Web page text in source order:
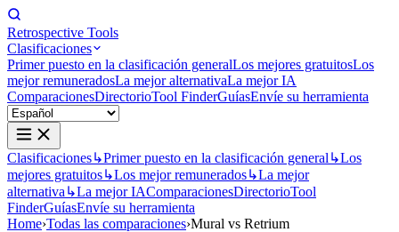
Retrospective Tools
Clasificaciones
Primer puesto en la clasificación generalLos mejores gratuitosLos
mejor remuneradosLa mejor alternativaLa mejor IA
ComparacionesDirectorioTool FinderGuíasEnvíe su herramienta
Clasificaciones↳Primer puesto en la clasificación general ↳Los
mejores gratuitos↳Los mejor remunerados↳La mejor
alternativa ↳La mejor IAComparacionesDirectorioTool
FinderGuíasEnvíe su herramienta
Home›Todas las comparaciones›Mural vs Retrium